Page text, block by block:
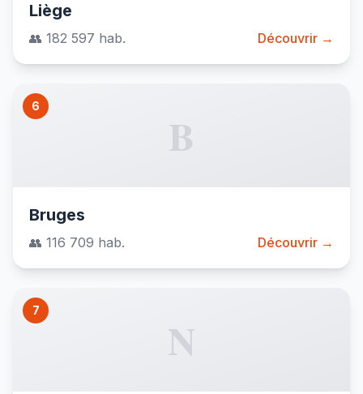
Liège
👥 182 597 hab. Découvrir →
6
B
Bruges
👥 116 709 hab. Découvrir →
7
N